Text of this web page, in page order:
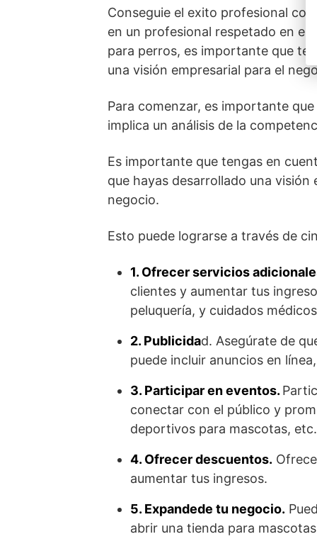
Conseguie el exito profesional
en un profesional respetado en el
para perros, es importante que te
una visión empresarial para el
Para comenzar, es importante
implica un análisis de la
Es importante que tengas en
que hayas desarrollado una
negocio.
Esto puede lograrse a través de
1. Ofrecer servicios
clientes y aumentar tus
peluquería, y cuidados
2. Publicidad. Asegúrate de
puede incluir anuncios en
3. Participar en eventos.
conectar con el público y
deportivos para mascotas, etc.
4. Ofrecer descuentos.
aumentar tus ingresos.
5. Expandede tu negocio.
abrir una tienda para